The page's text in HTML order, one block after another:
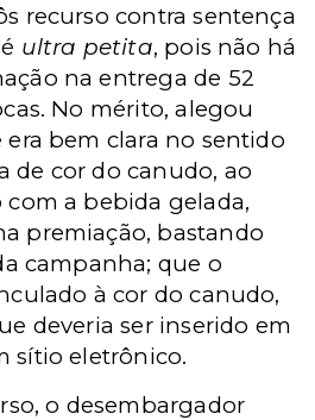
recurso contra sentença
ultra petita, pois não há
na entrega de 52
No mérito, alegou
bem clara no sentido
de cor do canudo, ao
a bebida gelada,
premiação, bastando
campanha; que o
à cor do canudo,
deveria ser inserido em
sítio eletrônico.
o desembargador